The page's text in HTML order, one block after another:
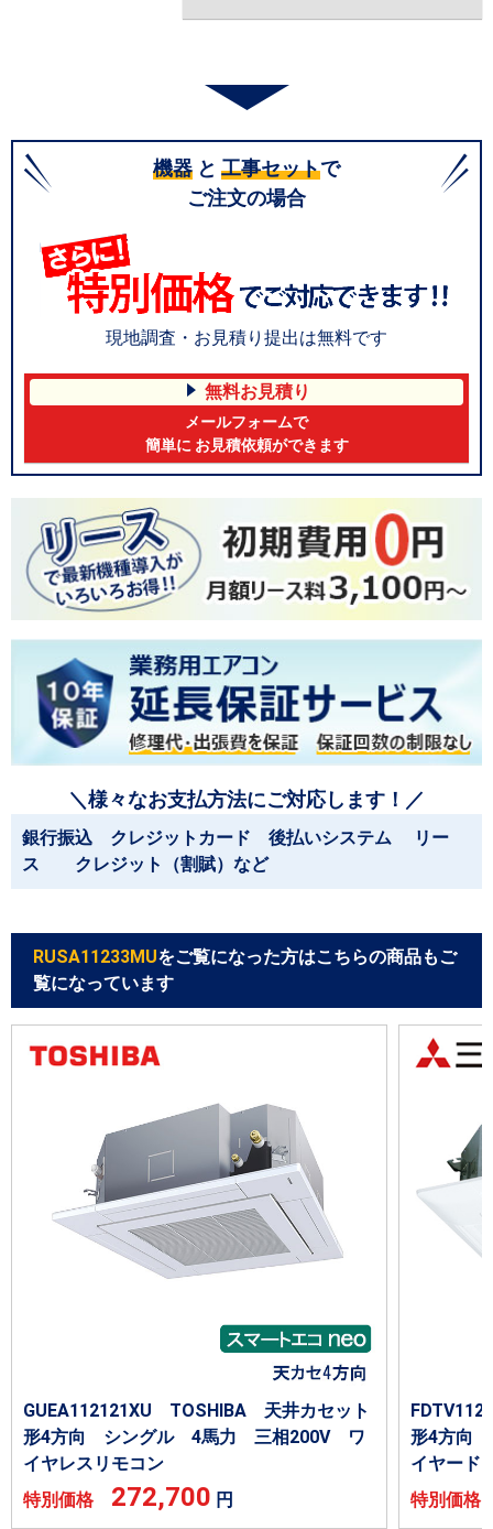
機器 と 工事セットで
ご注文の場合
現地調査・お見積り提出は無料です
無料お見積り
メールフォームで
簡単に お見積依頼ができます
＼様々なお支払方法にご対応します！／
銀行振込 クレジットカード 後払いシステム リー
ス クレジット（割賦）など
RUSA11233MUをご覧になった方はこちらの商品もご
覧になっています
GUEA112121XU TOSHIBA 天井カセット
形4方向 シングル 4馬力 三相200V ワ
イヤレスリモコン
特別価格 272,700 円
形4方向
イヤード
特別価